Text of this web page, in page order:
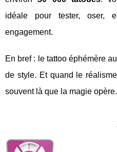
idéale pour tester, oser,
engagement.
En bref : le tattoo éphémère
de style. Et quand le
souvent là que la magie opère.